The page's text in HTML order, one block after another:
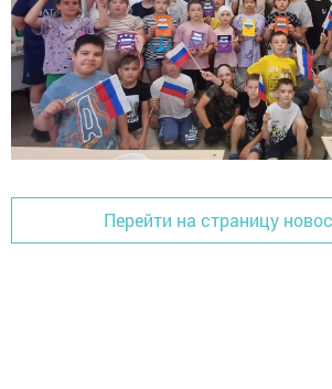
Перейти на страницу